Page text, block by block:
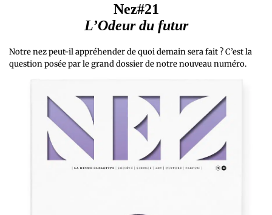
Nez#21
L’Odeur du futur
Notre nez peut-il appréhender de quoi demain sera fait ? C’est la
question posée par le grand dossier de notre nouveau numéro.